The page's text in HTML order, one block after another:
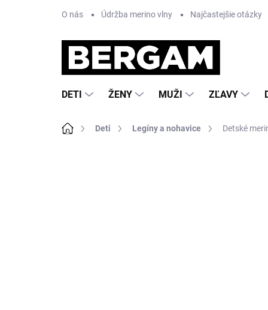
O nás Údržba merino vlny Najčastejšie otázky
DETI ŽENY MUŽI ZĽAVY
DomovDeti Legíny a nohavice Detské